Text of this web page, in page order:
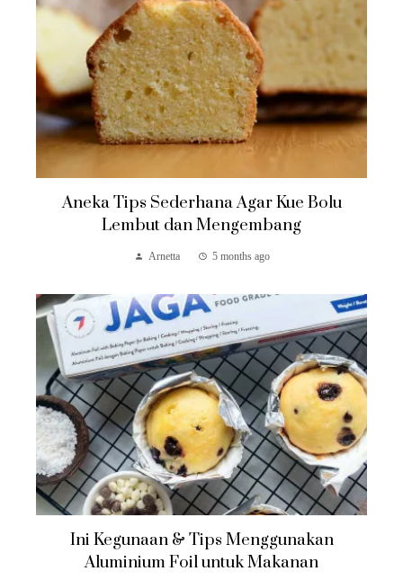
Aneka Tips Sederhana Agar Kue Bolu
Lembut dan Mengembang
Arnetta 5 months ago
Ini Kegunaan & Tips Menggunakan
Aluminium Foil untuk Makanan